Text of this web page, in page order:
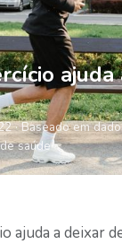
· Baseado em
saúde
ajuda a deixar